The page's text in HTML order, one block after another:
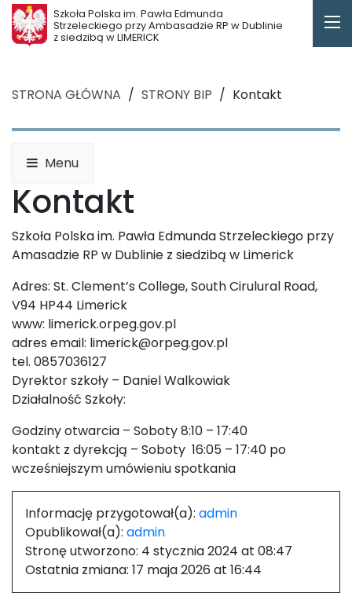
Szkoła Polska im. Pawła Edmunda
Strzeleckiego przy Ambasadzie RP w Dublinie
z siedzibą w LIMERICK
STRONA GŁÓWNA / STRONY BIP / Kontakt
Menu
Kontakt
Szkoła Polska im. Pawła Edmunda Strzeleckiego przy
Amasadzie RP w Dublinie z siedzibą w Limerick
Adres: St. Clement’s College, South Cirulural Road,
V94 HP44 Limerick
www: limerick.orpeg.gov.pl
adres email: limerick@orpeg.gov.pl
tel. 0857036127
Dyrektor szkoły – Daniel Walkowiak
Działalność Szkoły:
Godziny otwarcia – Soboty 8:10 – 17:40
kontakt z dyrekcją – Soboty 16:05 – 17:40 po
wcześniejszym umówieniu spotkania
Informację przygotował(a): admin
Opublikował(a): admin
Stronę utworzono: 4 stycznia 2024 at 08:47
Ostatnia zmiana: 17 maja 2026 at 16:44